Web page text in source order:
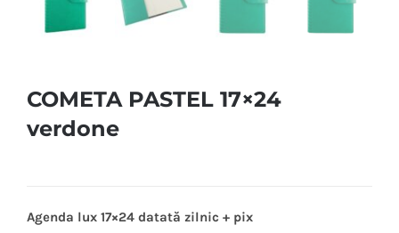
COMETA PASTEL 17×24
verdone
Agenda lux 17×24 datată zilnic + pix